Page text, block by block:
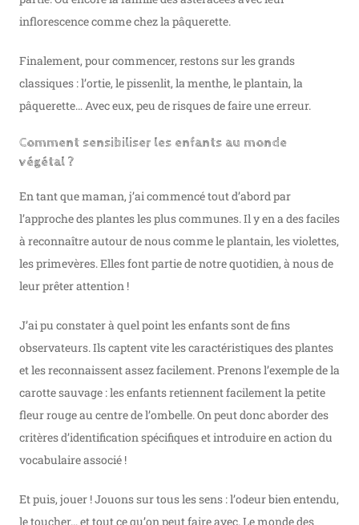
inflorescence comme chez la pâquerette.
Finalement, pour commencer, restons sur les grands
classiques : l’ortie, le pissenlit, la menthe, le plantain, la
pâquerette… Avec eux, peu de risques de faire une erreur.
Comment sensibiliser les enfants au monde
végétal ?
En tant que maman, j’ai commencé tout d’abord par
l’approche des plantes les plus communes. Il y en a des faciles
à reconnaître autour de nous comme le plantain, les violettes,
les primevères. Elles font partie de notre quotidien, à nous de
leur prêter attention !
J’ai pu constater à quel point les enfants sont de fins
observateurs. Ils captent vite les caractéristiques des plantes
et les reconnaissent assez facilement. Prenons l’exemple de la
carotte sauvage : les enfants retiennent facilement la petite
fleur rouge au centre de l’ombelle. On peut donc aborder des
critères d’identification spécifiques et introduire en action du
vocabulaire associé !
Et puis, jouer ! Jouons sur tous les sens : l’odeur bien entendu,
le toucher… et tout ce qu’on peut faire avec. Le monde des